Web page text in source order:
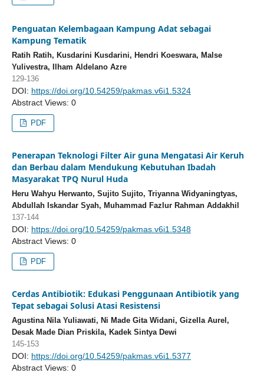
Penguatan Kelembagaan Kampung Adat sebagai
Kampung Tematik
Ratih Ratih, Kusdarini Kusdarini, Hendri Koeswara, Malse
Yulivestra, Ilham Aldelano Azre
129-136
DOI: https://doi.org/10.54259/pakmas.v6i1.5324
Abstract Views: 0
PDF
Penerapan Teknologi Filter Air guna Mengatasi Air Keruh
dan Berbau dalam Mendukung Kebutuhan Ibadah
Masyarakat TPQ Nurul Huda
Heru Wahyu Herwanto, Sujito Sujito, Triyanna Widyaningtyas,
Abdullah Iskandar Syah, Muhammad Fazlur Rahman Addakhil
137-144
DOI: https://doi.org/10.54259/pakmas.v6i1.5348
Abstract Views: 0
PDF
Cerdas Antibiotik: Edukasi Penggunaan Antibiotik yang
Tepat sebagai Solusi Atasi Resistensi
Agustina Nila Yuliawati, Ni Made Gita Widani, Gizella Aurel,
Desak Made Dian Priskila, Kadek Sintya Dewi
145-153
DOI: https://doi.org/10.54259/pakmas.v6i1.5377
Abstract Views: 0